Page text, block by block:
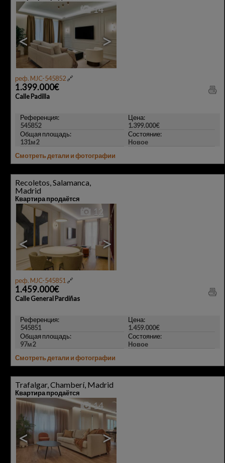
< >
14
реф. MJC-545852🔗
1.399.000€
Calle Padilla
Референция:
545852
Цена:
1.399.000€
Общая площадь:
131м2
Состояние:
Новое
Смотреть детали и фотографии
Recoletos, Salamanca,
Madrid
Квартира продаётся
< >
12
реф. MJC-545851🔗
1.459.000€
Calle General Pardiñas
Референция:
545851
Цена:
1.459.000€
Общая площадь:
97м2
Состояние:
Новое
Смотреть детали и фотографии
Trafalgar, Chamberí, Madrid
Квартира продаётся
< >
14